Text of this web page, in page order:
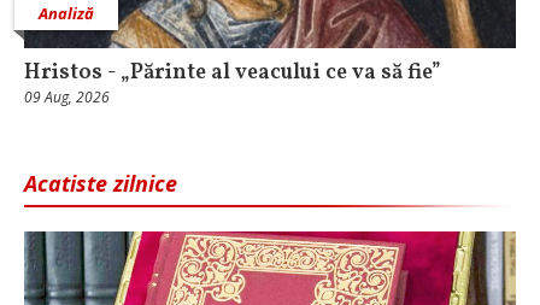
Analiză
Hristos - „Părinte al veacului ce va să fie”
09 Aug, 2026
Acatiste zilnice